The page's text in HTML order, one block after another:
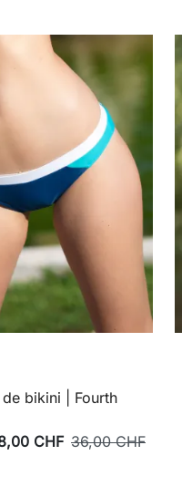
de bikini | Fourth
CHF 36,00 CHF